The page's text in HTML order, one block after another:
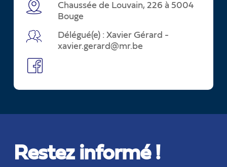
Chaussée de Louvain, 226 à 5004
Bouge
Délégué(e) : Xavier Gérard -
xavier.gerard@mr.be
Restez informé !